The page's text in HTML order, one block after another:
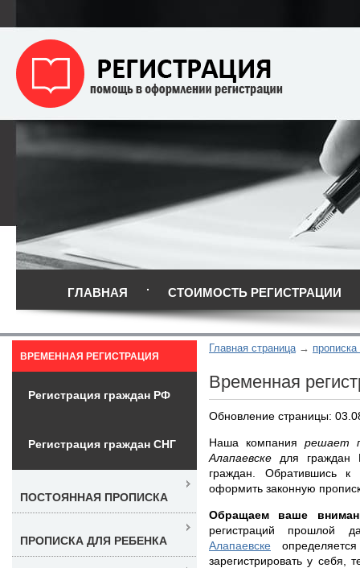
ГЛАВНАЯ СТОИМОСТЬ РЕГИСТРАЦИИ
Главная страница
Временная
Обновление страницы:
Наша компаниярешает
Алапаевске для граждан
граждан. Обратившись
оформить законную
Обращаем ваше
регистраций прошлой
Алапаевске
зарегистрировать у
ВРЕМЕННАЯ РЕГИСТРАЦИЯ
Регистрация граждан РФ
Регистрация граждан СНГ
ПОСТОЯННАЯ ПРОПИСКА
ПРОПИСКА ДЛЯ РЕБЕНКА